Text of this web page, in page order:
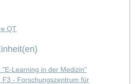
QT
"E-Learning in der Medizin"
F3 - Forschungszentrum für